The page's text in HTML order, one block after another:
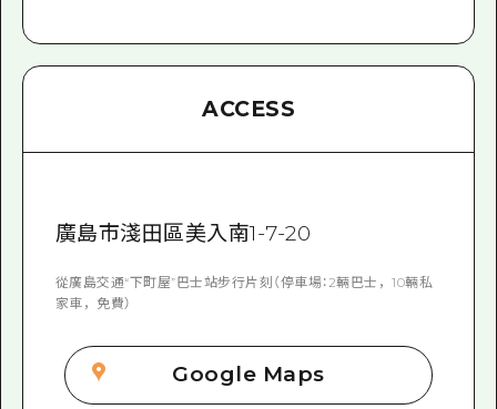
ACCESS
廣島市淺田區美入南1-7-20
從廣島交通“下町屋”巴士站步行片刻（停車場：2輛巴士，10輛私
家車，免費）
Google Maps